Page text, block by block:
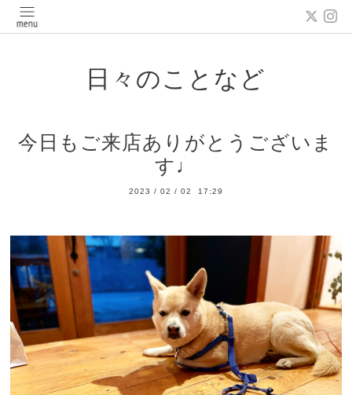
日々のことなど
今日もご来店ありがとうございま
す♩
2023 / 02 / 02 17:29